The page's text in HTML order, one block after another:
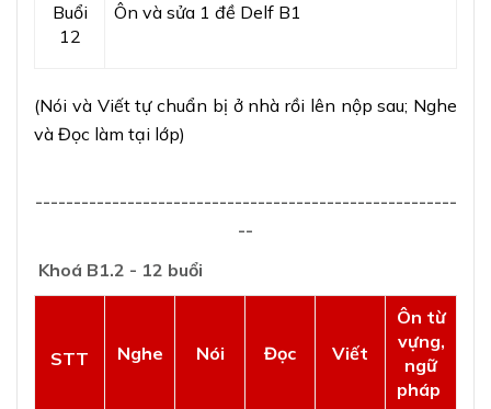
Buổi
12
Ôn và sửa 1 đề Delf B1
(Nói và Viết tự chuẩn bị ở nhà rồi lên nộp sau; Nghe
và Đọc làm tại lớp)
-------------------------------------------------------
--
Khoá B1.2 - 12 buổi
STT Nghe Nói Đọc Viết
Ôn từ
vựng,
ngữ
pháp